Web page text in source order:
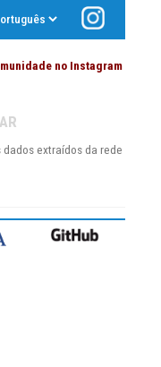
no Instagram
dados extraídos da rede